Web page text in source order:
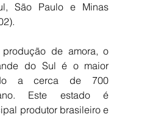
São Paulo e Minas
de amora, o
do Sul é o maior
a cerca de 700
Este estado é
produtor brasileiro e